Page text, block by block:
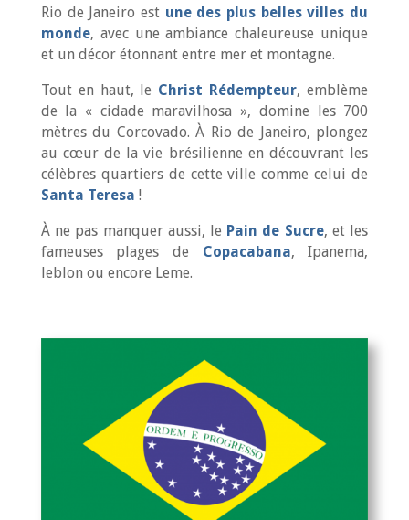
Rio de Janeiro est une des plus belles villes du
monde, avec une ambiance chaleureuse unique
et un décor étonnant entre mer et montagne.
Tout en haut, le Christ Rédempteur, emblème
de la « cidade maravilhosa », domine les 700
mètres du Corcovado. À Rio de Janeiro, plongez
au cœur de la vie brésilienne en découvrant les
célèbres quartiers de cette ville comme celui de
Santa Teresa !
À ne pas manquer aussi, le Pain de Sucre, et les
fameuses plages de Copacabana, Ipanema,
leblon ou encore Leme.